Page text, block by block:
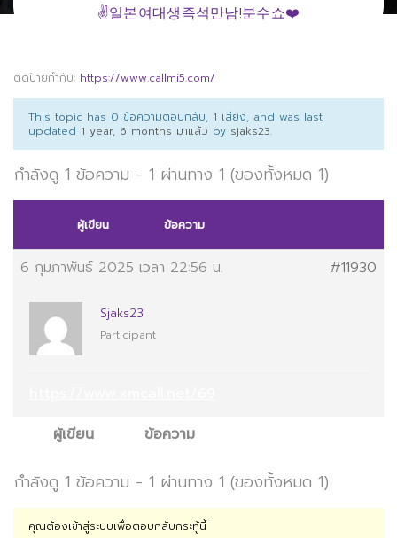
✌일본여대생즉석만남!분수쇼❤️
ติดป้ายกำกับ: https://www.callmi5.com/
This topic has 0 ข้อความตอบกลับ, 1 เสียง, and was last
updated 1 year, 6 months มาแล้ว by sjaks23.
กำลังดู 1 ข้อความ - 1 ผ่านทาง 1 (ของทั้งหมด 1)
ผู้เขียน ข้อความ
6 กุมภาพันธ์ 2025 เวลา 22:56 น. #11930
Sjaks23
Participant
ผู้เขียน
ข้อความ
กำลังดู 1 ข้อความ - 1 ผ่านทาง 1 (ของทั้งหมด 1)
คุณต้องเข้าสู่ระบบเพื่อตอบกลับกระทู้นี้